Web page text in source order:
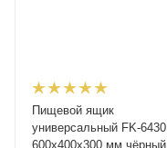
Пищевой ящик
универсальный FK-6430
600х400х300 мм чёрный